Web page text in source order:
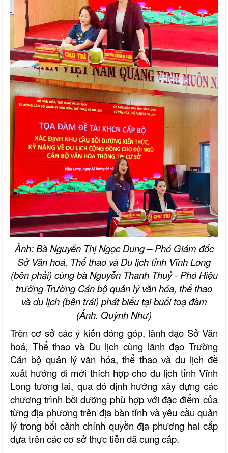
Ảnh: Bà Nguyễn Thị Ngọc Dung – Phó Giám đốc
Sở Văn hoá, Thể thao và Du lịch tỉnh Vĩnh Long
(bên phải) cùng bà Nguyễn Thanh Thuỷ - Phó Hiệu
trưởng Trường Cán bộ quản lý văn hóa, thể thao
và du lịch (bên trái) phát biểu tại buổi toạ đàm
(Ảnh. Quỳnh Như)
Trên cơ sở các ý kiến đóng góp, lãnh đạo Sở Văn
hoá, Thể thao và Du lịch cùng lãnh đạo Trường
Cán bộ quản lý văn hóa, thể thao và du lịch đề
xuất hướng đi mới thích hợp cho du lịch tỉnh Vĩnh
Long tương lai, qua đó định hướng xây dựng các
chương trình bồi dưỡng phù hợp với đặc điểm của
từng địa phương trên địa bàn tỉnh và yêu cầu quản
lý trong bối cảnh chính quyền địa phương hai cấp
dựa trên các cơ sở thực tiễn đã cung cấp.